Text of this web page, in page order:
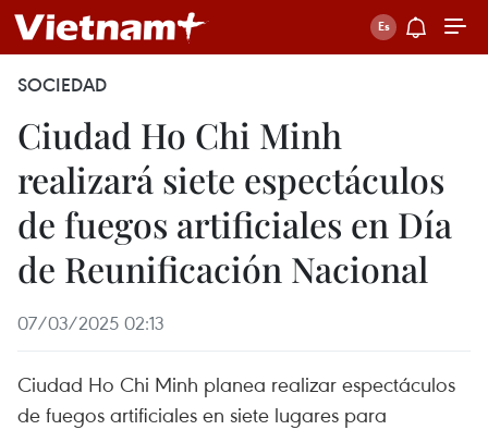
SOCIEDAD
Ciudad Ho Chi Minh
realizará siete espectáculos
de fuegos artificiales en Día
de Reunificación Nacional
07/03/2025 02:13
Ciudad Ho Chi Minh planea realizar espectáculos
de fuegos artificiales en siete lugares para